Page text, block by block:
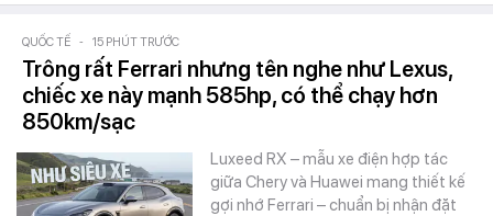
QUỐC TẾ - 15 PHÚT TRƯỚC
Trông rất Ferrari nhưng tên nghe như Lexus,
chiếc xe này mạnh 585hp, có thể chạy hơn
850km/sạc
Luxeed RX – mẫu xe điện hợp tác
giữa Chery và Huawei mang thiết kế
gợi nhớ Ferrari – chuẩn bị nhận đặt